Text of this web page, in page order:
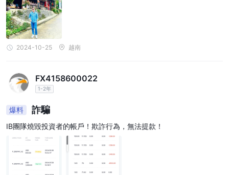
2024-10-25 越南
FX4158600022
1-2年
爆料 詐騙
IB團隊燒毀投資者的帳戶！欺詐行為，無法提款！